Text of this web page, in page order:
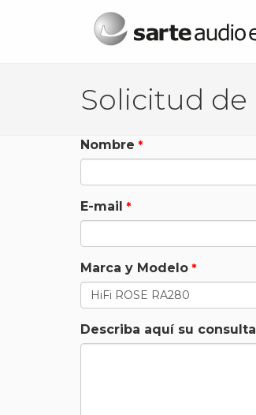
Menú principal
Nombre
E-mail
Marca y Modelo
Describa aquí su consulta